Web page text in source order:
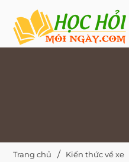
Trang chủ Kiến thức về xe